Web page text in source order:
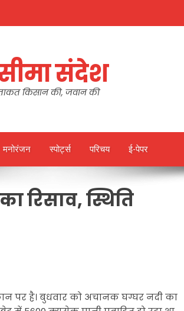
संदेश
किसान की, जवान की
मनोरंजन स्पोर्ट्स परिचय ई-पेपर
रिसाव, स्थिति
पर है। बुधवार को अचानक घग्घर नदी का